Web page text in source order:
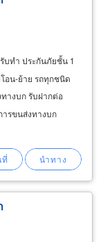
บทำ ประกันภัยชั้น 1
อน-ย้าย รถทุกชนิด
างบก รับฝากต่อ
ารขนส่งทางบก